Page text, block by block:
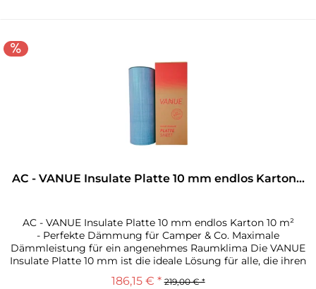
AC - VANUE Insulate Platte 10 mm endlos Karton...
AC - VANUE Insulate Platte 10 mm endlos Karton 10 m²
- Perfekte Dämmung für Camper & Co. Maximale
Dämmleistung für ein angenehmes Raumklima Die VANUE
Insulate Platte 10 mm ist die ideale Lösung für alle, die ihren
Camper, Van oder andere...
186,15 € * 219,00 € *